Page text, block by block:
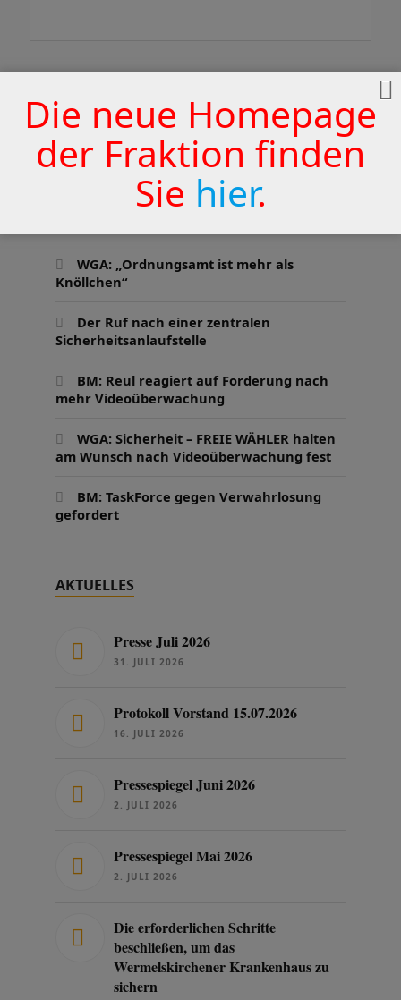
PRESSESCHAU
WGA: „Ordnungsamt ist mehr als
Knöllchen“
Der Ruf nach einer zentralen
Sicherheitsanlaufstelle
BM: Reul reagiert auf Forderung nach
mehr Videoüberwachung
WGA: Sicherheit – FREIE WÄHLER halten
am Wunsch nach Videoüberwachung fest
BM: TaskForce gegen Verwahrlosung
gefordert
AKTUELLES
Presse Juli 2026
31. JULI 2026
Protokoll Vorstand 15.07.2026
16. JULI 2026
Pressespiegel Juni 2026
2. JULI 2026
Pressespiegel Mai 2026
2. JULI 2026
Die erforderlichen Schritte
beschließen, um das
Wermelskirchener Krankenhaus zu
sichern
Die neue Homepage
der Fraktion finden
Sie hier.